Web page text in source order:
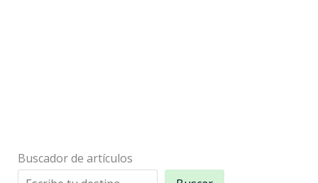
Buscador de artículos